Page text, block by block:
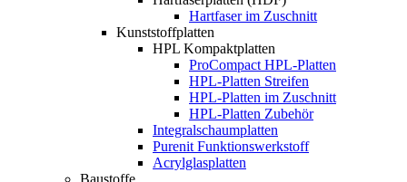
Hartfaser im Zuschnitt
Kunststoffplatten
HPL Kompaktplatten
ProCompact HPL-Platten
HPL-Platten Streifen
HPL-Platten im Zuschnitt
HPL-Platten Zubehör
Integralschaumplatten
Purenit Funktionswerkstoff
Acrylglasplatten
Baustoffe